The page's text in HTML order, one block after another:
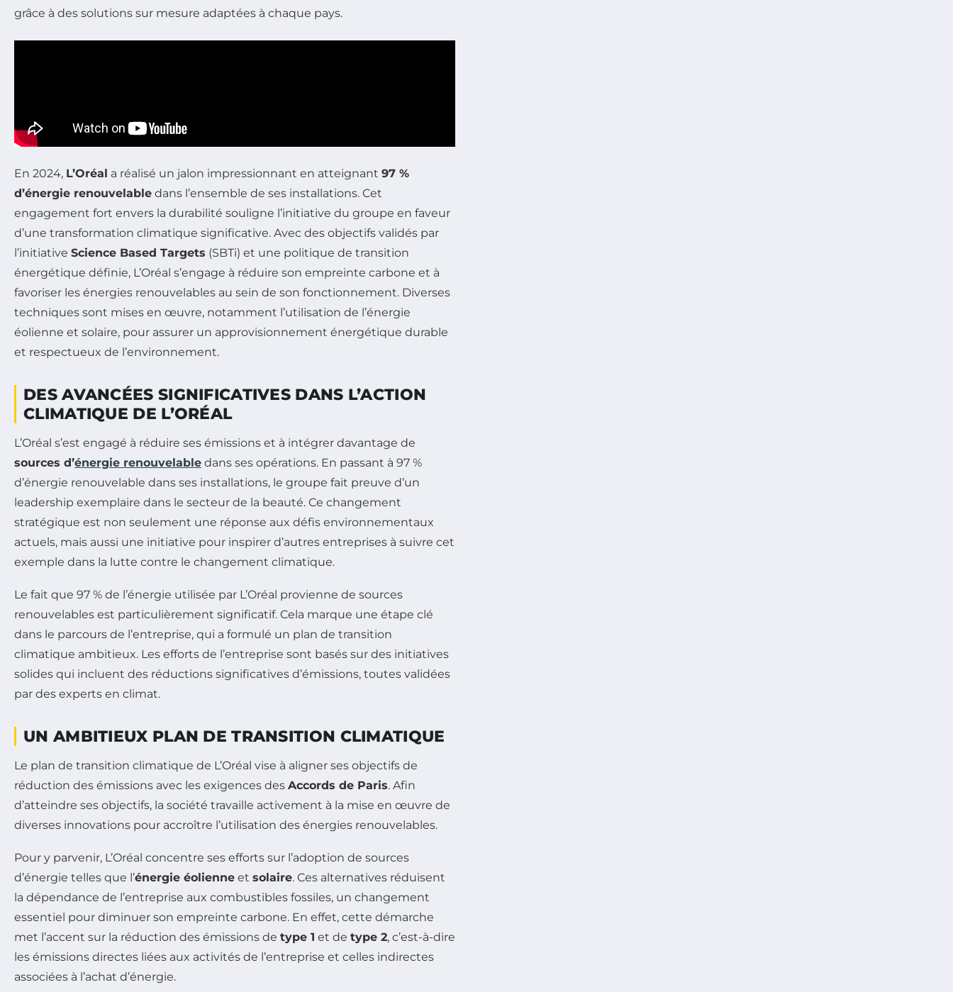
grâce à des solutions sur mesure adaptées à chaque pays.
En 2024, L’Oréal a réalisé un jalon impressionnant en atteignant 97 %
d’énergie renouvelable dans l’ensemble de ses installations. Cet
engagement fort envers la durabilité souligne l’initiative du groupe en faveur
d’une transformation climatique significative. Avec des objectifs validés par
l’initiative Science Based Targets (SBTi) et une politique de transition
énergétique définie, L’Oréal s’engage à réduire son empreinte carbone et à
favoriser les énergies renouvelables au sein de son fonctionnement. Diverses
techniques sont mises en œuvre, notamment l’utilisation de l’énergie
éolienne et solaire, pour assurer un approvisionnement énergétique durable
et respectueux de l’environnement.
DES AVANCÉES SIGNIFICATIVES DANS L’ACTION
CLIMATIQUE DE L’ORÉAL
L’Oréal s’est engagé à réduire ses émissions et à intégrer davantage de
sources d’énergie renouvelable dans ses opérations. En passant à 97 %
d’énergie renouvelable dans ses installations, le groupe fait preuve d’un
leadership exemplaire dans le secteur de la beauté. Ce changement
stratégique est non seulement une réponse aux défis environnementaux
actuels, mais aussi une initiative pour inspirer d’autres entreprises à suivre cet
exemple dans la lutte contre le changement climatique.
Le fait que 97 % de l’énergie utilisée par L’Oréal provienne de sources
renouvelables est particulièrement significatif. Cela marque une étape clé
dans le parcours de l’entreprise, qui a formulé un plan de transition
climatique ambitieux. Les efforts de l’entreprise sont basés sur des initiatives
solides qui incluent des réductions significatives d’émissions, toutes validées
par des experts en climat.
UN AMBITIEUX PLAN DE TRANSITION CLIMATIQUE
Le plan de transition climatique de L’Oréal vise à aligner ses objectifs de
réduction des émissions avec les exigences des Accords de Paris. Afin
d’atteindre ses objectifs, la société travaille activement à la mise en œuvre de
diverses innovations pour accroître l’utilisation des énergies renouvelables.
Pour y parvenir, L’Oréal concentre ses efforts sur l’adoption de sources
d’énergie telles que l’énergie éolienne et solaire. Ces alternatives réduisent
la dépendance de l’entreprise aux combustibles fossiles, un changement
essentiel pour diminuer son empreinte carbone. En effet, cette démarche
met l’accent sur la réduction des émissions de type 1 et de type 2, c’est-à-dire
les émissions directes liées aux activités de l’entreprise et celles indirectes
associées à l’achat d’énergie.